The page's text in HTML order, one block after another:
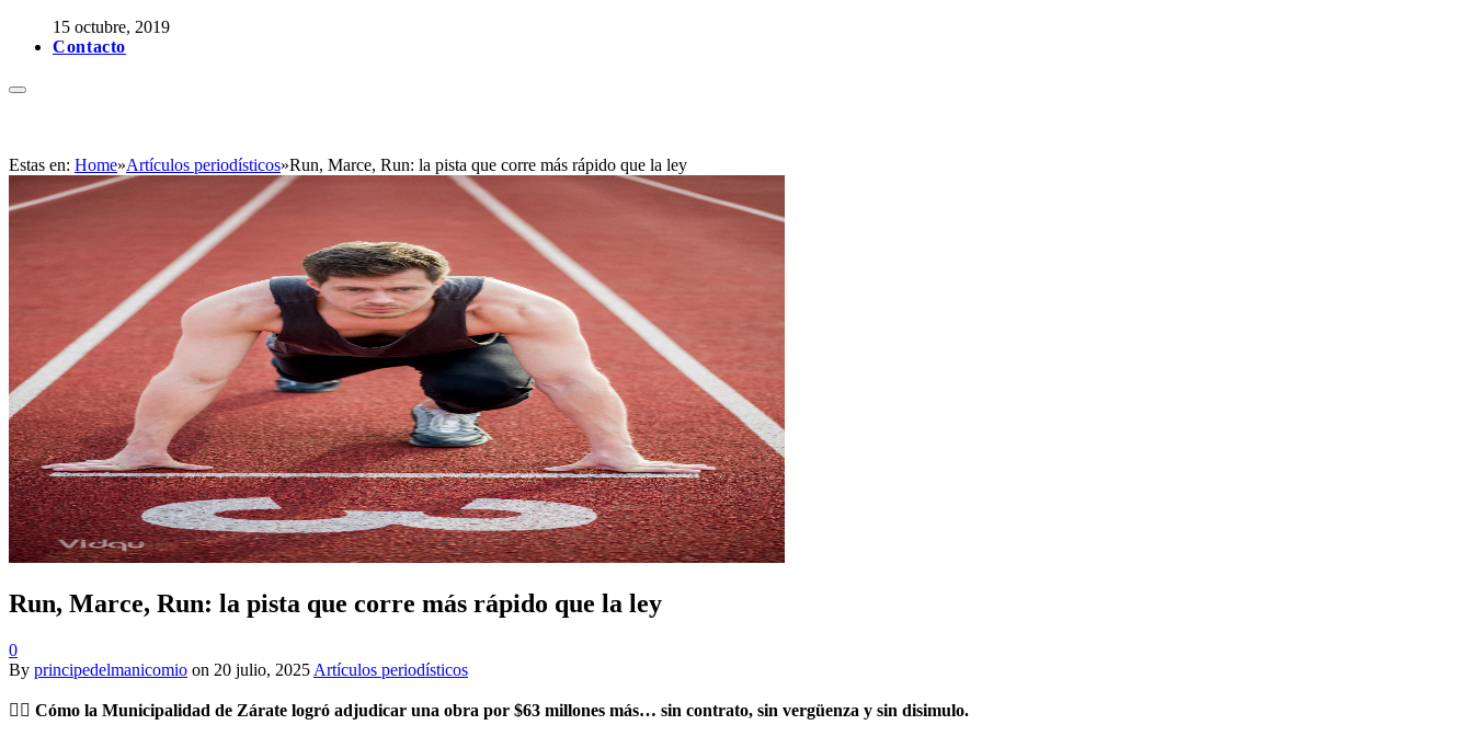
15 octubre, 2019
Contacto
Estas en: Home»Artículos periodísticos»Run, Marce, Run: la pista que corre más rápido que la ley
Run, Marce, Run: la pista que corre más rápido que la ley
0
By principedelmanicomio on 20 julio, 2025 Artículos periodísticos
🏃‍♂️ Cómo la Municipalidad de Zárate logró adjudicar una obra por $63 millones más… sin contrato, sin vergüenza y sin disimulo.